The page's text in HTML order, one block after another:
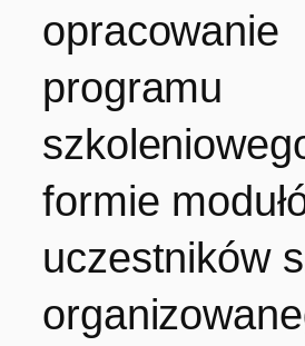
opracowanie
programu
formie
uczestników